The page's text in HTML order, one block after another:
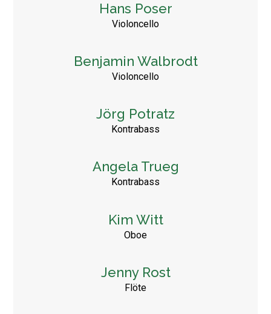
Hans Poser
Violoncello
Benjamin Walbrodt
Violoncello
Jörg Potratz
Kontrabass
Angela Trueg
Kontrabass
Kim Witt
Oboe
Jenny Rost
Flöte